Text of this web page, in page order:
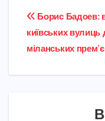
записів
Борис Бадоев:
київських вулиць
міланських